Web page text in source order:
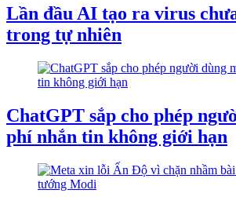
Lần đầu AI tạo ra virus
trong tự nhiên
ChatGPT sắp cho phép
phí nhắn tin không giới hạn